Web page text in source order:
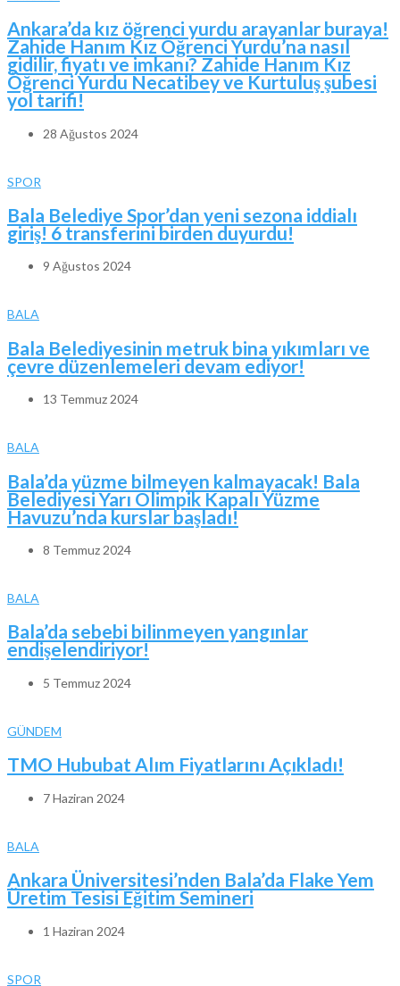
Ankara’da kız öğrenci yurdu arayanlar buraya!
Zahide Hanım Kız Öğrenci Yurdu’na nasıl
gidilir, fiyatı ve imkanı? Zahide Hanım Kız
Öğrenci Yurdu Necatibey ve Kurtuluş şubesi
yol tarifi!
28 Ağustos 2024
SPOR
Bala Belediye Spor’dan yeni sezona iddialı
giriş! 6 transferini birden duyurdu!
9 Ağustos 2024
BALA
Bala Belediyesinin metruk bina yıkımları ve
çevre düzenlemeleri devam ediyor!
13 Temmuz 2024
BALA
Bala’da yüzme bilmeyen kalmayacak! Bala
Belediyesi Yarı Olimpik Kapalı Yüzme
Havuzu’nda kurslar başladı!
8 Temmuz 2024
BALA
Bala’da sebebi bilinmeyen yangınlar
endişelendiriyor!
5 Temmuz 2024
GÜNDEM
TMO Hububat Alım Fiyatlarını Açıkladı!
7 Haziran 2024
BALA
Ankara Üniversitesi’nden Bala’da Flake Yem
Üretim Tesisi Eğitim Semineri
1 Haziran 2024
SPOR